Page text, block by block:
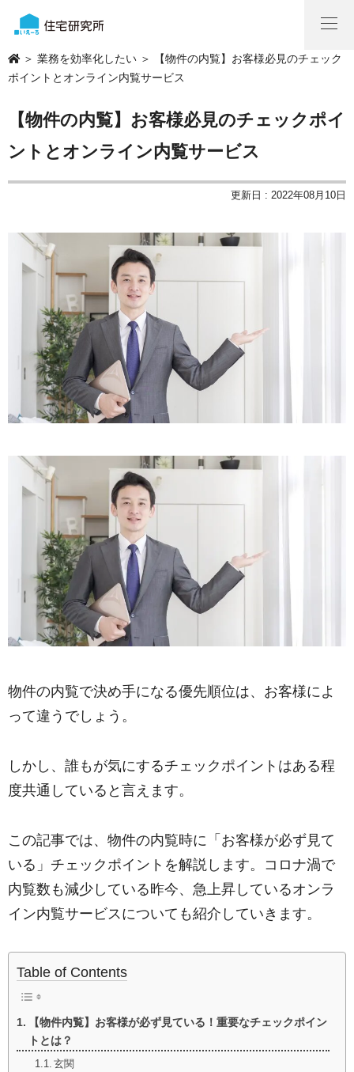
＞ 業務を効率化したい ＞ 【物件の内覧】お客様必見のチェック
ポイントとオンライン内覧サービス
【物件の内覧】お客様必見のチェックポイ
ントとオンライン内覧サービス
更新日 : 2022年08月10日
物件の内覧で決め手になる優先順位は、お客様によ
って違うでしょう。
しかし、誰もが気にするチェックポイントはある程
度共通していると言えます。
この記事では、物件の内覧時に「お客様が必ず見て
いる」チェックポイントを解説します。 コロナ渦で
内覧数も減少している昨今、急上昇しているオンラ
イン内覧サービスについても紹介していきます。
Table of Contents
【物件内覧】お客様が必ず見ている！重要なチェックポイン
トとは？
玄関